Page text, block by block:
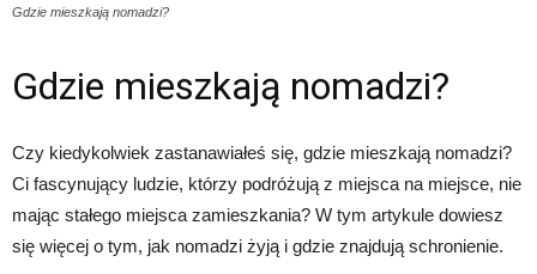
Gdzie mieszkają nomadzi?
Gdzie mieszkają nomadzi?
Czy kiedykolwiek zastanawiałeś się, gdzie mieszkają nomadzi?
Ci fascynujący ludzie, którzy podróżują z miejsca na miejsce, nie
mając stałego miejsca zamieszkania? W tym artykule dowiesz
się więcej o tym, jak nomadzi żyją i gdzie znajdują schronienie.